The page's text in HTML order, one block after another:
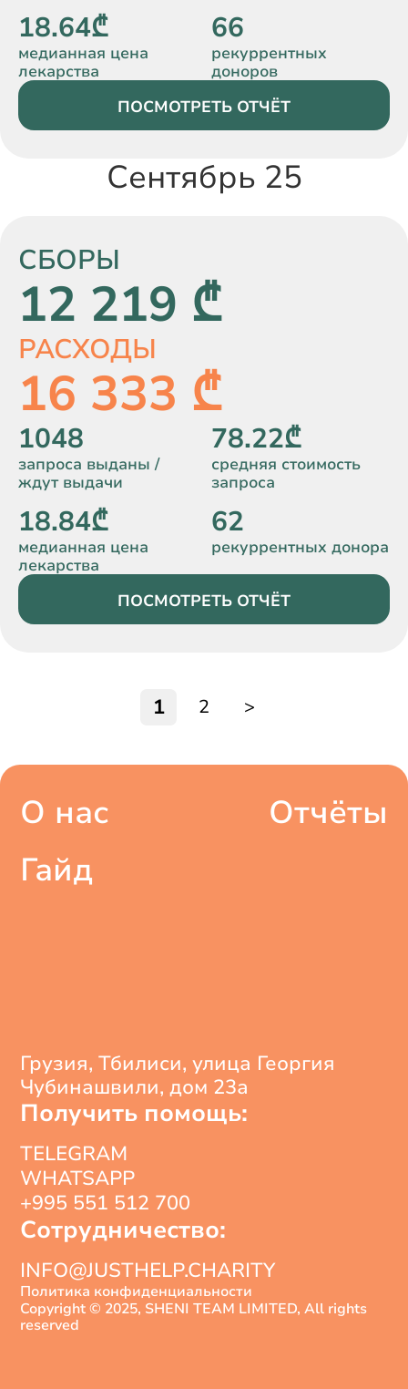
18.64₾
медианная цена
лекарства
66
рекуррентных
доноров
ПОСМОТРЕТЬ ОТЧЁТ
Сентябрь 25
СБОРЫ
12 219 ₾
РАСХОДЫ
16 333 ₾
1048
запроса выданы /
ждут выдачи
78.22₾
средняя стоимость
запроса
18.84₾
медианная цена
лекарства
62
рекуррентных донора
ПОСМОТРЕТЬ ОТЧЁТ
1 2 >
О нас
Отчёты
Гайд
Грузия, Тбилиси, улица Георгия
Чубинашвили, дом 23а
Получить помощь:
TELEGRAM
WHATSAPP
+995 551 512 700
Сотрудничество:
INFO@JUSTHELP.CHARITY
Политика конфиденциальности
Copyright © 2025, SHENI TEAM LIMITED, All rights
reserved